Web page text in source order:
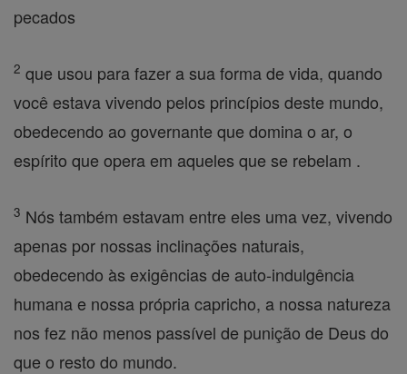
pecados
2 que usou para fazer a sua forma de vida, quando
você estava vivendo pelos princípios deste mundo,
obedecendo ao governante que domina o ar, o
espírito que opera em aqueles que se rebelam .
3 Nós também estavam entre eles uma vez, vivendo
apenas por nossas inclinações naturais,
obedecendo às exigências de auto-indulgência
humana e nossa própria capricho, a nossa natureza
nos fez não menos passível de punição de Deus do
que o resto do mundo.